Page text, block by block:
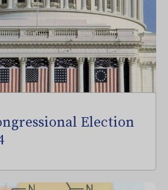
Election